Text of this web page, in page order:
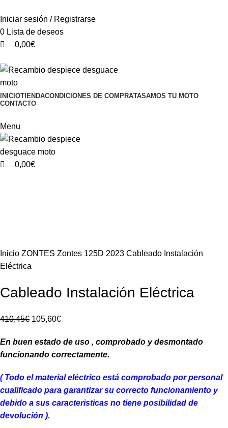
Iniciar sesión / Registrarse
0 Lista de deseos
0,00€
INICIOTIENDACONDICIONES DE COMPRATASAMOS TU MOTO
CONTACTO
Menu
0,00€
Inicio ZONTES Zontes 125D 2023 Cableado Instalación
Eléctrica
Cableado Instalación Eléctrica
410,45€ El
original
era:
105,60€El
actual
es:
En buen estado de uso , comprobado y desmontado
funcionando correctamente.
( Todo el material eléctrico está comprobado por personal
cualificado para garantizar su correcto funcionamiento y
debido a sus caracteristicas no tiene posibilidad de
devolución ).